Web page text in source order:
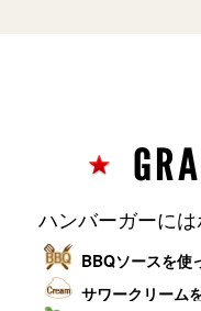
ハンバーガーに
BBQソースを使
サワークリーム